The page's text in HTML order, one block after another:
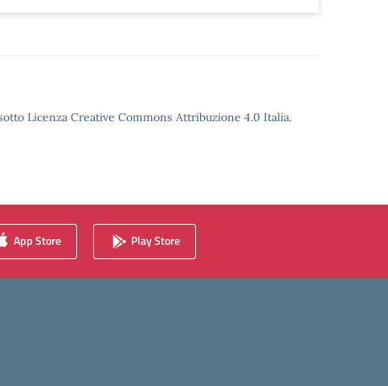
Licenza Creative Commons Attribuzione 4.0 Italia.
App Store Play Store